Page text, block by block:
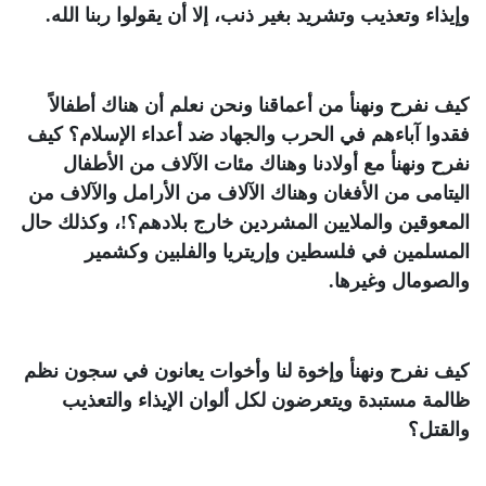
وإيذاء وتعذيب وتشريد بغير ذنب، إلا أن يقولوا ربنا الله.
كيف نفرح ونهنأ من أعماقنا ونحن نعلم أن هناك أطفالاً
فقدوا آباءهم في الحرب والجهاد ضد أعداء الإسلام؟ كيف
نفرح ونهنأ مع أولادنا وهناك مئات الآلاف من الأطفال
اليتامى من الأفغان وهناك الآلاف من الأرامل والآلاف من
المعوقين والملايين المشردين خارج بلادهم؟!، وكذلك حال
المسلمين في فلسطين وإريتريا والفلبين وكشمير
والصومال وغيرها.
كيف نفرح ونهنأ وإخوة لنا وأخوات يعانون في سجون نظم
ظالمة مستبدة ويتعرضون لكل ألوان الإيذاء والتعذيب
والقتل؟